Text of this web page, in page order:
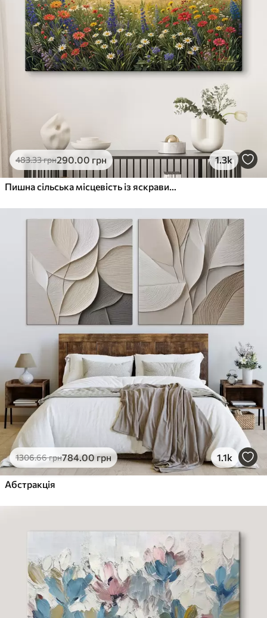
483.33грн290.00 грн 1.3k
Пишна сільська місцевість із яскравим лугом диких квітів, наповненим різнокольоровими квітами під хмарним небом
1306.66грн784.00грн 1.1k
Абстракція